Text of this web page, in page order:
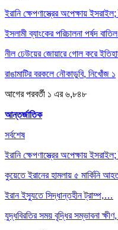
ইরানি ক্ষেপণাস্ত্রের অপেক্ষায়
ইসলামী ব্যাংকের পরিচালনা পর্ষদ
নীল ঢেউয়ের জোয়ারে গোল করে
রাঙামাটির বরকলে নৌকাডুবি, নিখোঁজ ১
আগেরপরবর্তী ১ এর ৬,৮৪৮
আন্তর্জাতিক
সর্বশেষ
ইরানি ক্ষেপণাস্ত্রের অপেক্ষায়
কুয়েতে ইরানের হামলায় ৫ মার্কিনি
ইরান ইস্যুতে সিদ্ধান্তহীন ট্রাম্প,…
যুদ্ধবিরতির সময় বৃদ্ধির সম্ভাবনা